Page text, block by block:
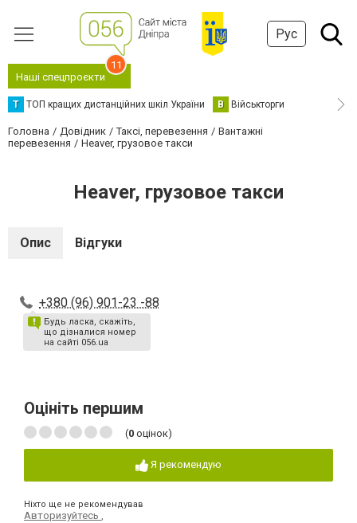
Рус
Наші спецпроєкти
11
Т ТОП кращих дистанційних шкіл України В Військторги
Головна Довідник Таксі, перевезення
Вантажні
перевезення
Heaver, грузовое такси
Heaver, грузовое такси
Опис Відгуки
+380 (96) 901-23 -88
Будь ласка, скажіть,
що дізналися номер
на сайті 056.ua
Оцініть першим
(0 оцінок)
Я рекомендую
Ніхто ще не рекомендував
Авторизуйтесь